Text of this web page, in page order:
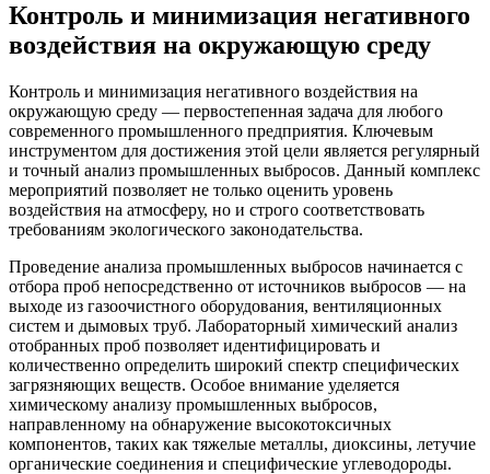
Контроль и минимизация негативного
воздействия на окружающую среду
Контроль и минимизация негативного воздействия на
окружающую среду — первостепенная задача для любого
современного промышленного предприятия. Ключевым
инструментом для достижения этой цели является регулярный
и точный анализ промышленных выбросов. Данный комплекс
мероприятий позволяет не только оценить уровень
воздействия на атмосферу, но и строго соответствовать
требованиям экологического законодательства.
Проведение анализа промышленных выбросов начинается с
отбора проб непосредственно от источников выбросов — на
выходе из газоочистного оборудования, вентиляционных
систем и дымовых труб. Лабораторный химический анализ
отобранных проб позволяет идентифицировать и
количественно определить широкий спектр специфических
загрязняющих веществ. Особое внимание уделяется
химическому анализу промышленных выбросов,
направленному на обнаружение высокотоксичных
компонентов, таких как тяжелые металлы, диоксины, летучие
органические соединения и специфические углеводороды.